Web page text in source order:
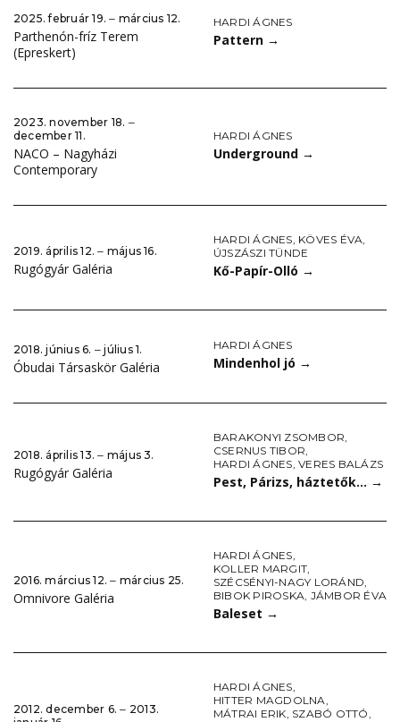
2025. február 19. ‒ március 12.
Parthenón-fríz Terem
(Epreskert)
HARDI ÁGNES
Pattern →
2023. november 18. ‒
december 11.
NACO – Nagyházi
Contemporary
HARDI ÁGNES
Underground →
2019. április 12. ‒ május 16.
Rugógyár Galéria
HARDI ÁGNES, KÖVES ÉVA,
ÚJSZÁSZI TÜNDE
Kő-Papír-Olló →
2018. június 6. ‒ július 1.
Óbudai Társaskör Galéria
HARDI ÁGNES
Mindenhol jó →
2018. április 13. ‒ május 3.
Rugógyár Galéria
BARAKONYI ZSOMBOR,
CSERNUS TIBOR,
HARDI ÁGNES,VERES BALÁZS
Pest, Párizs, háztetők… →
2016. március 12. ‒ március 25.
Omnivore Galéria
HARDI ÁGNES,
KOLLER MARGIT,
SZÉCSÉNYI-NAGY LORÁND,
BIBOK PIROSKA, JÁMBOR ÉVA
Baleset →
2012. december 6. ‒ 2013.
HARDI ÁGNES,
HITTER MAGDOLNA,
MÁTRAI ERIK, SZABÓ OTTÓ,